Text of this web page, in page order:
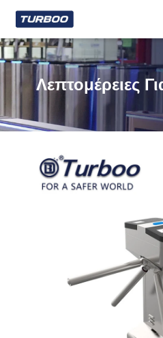
Λεπτομέρειες